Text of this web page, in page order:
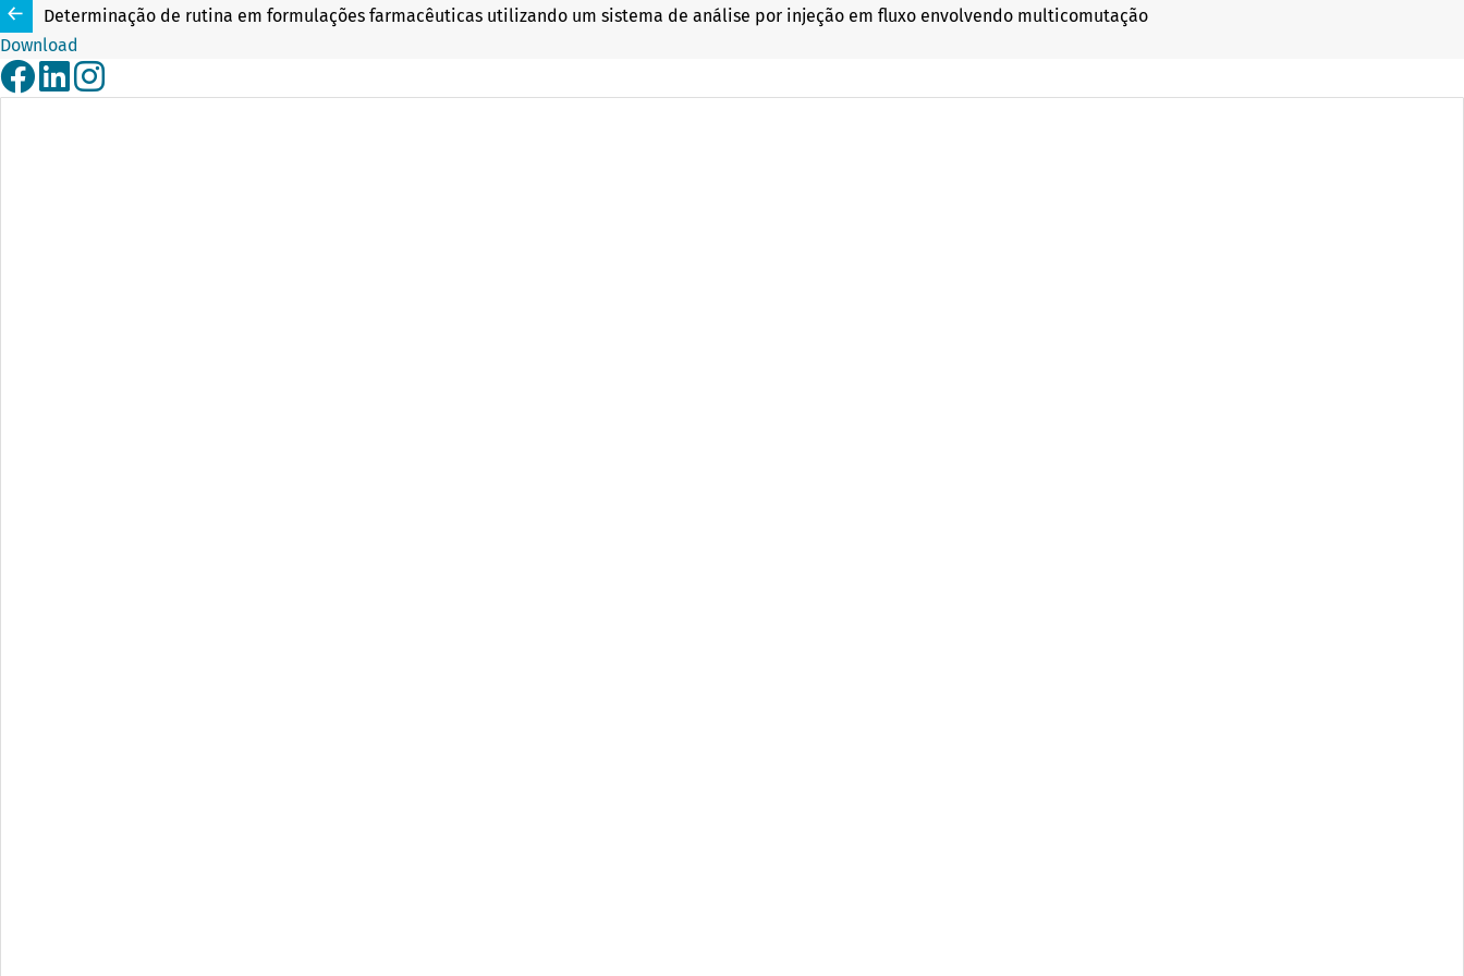
Determinação de rutina em formulações farmacêuticas utilizando um sistema de análise por injeção em fluxo envolvendo multicomutação
Download